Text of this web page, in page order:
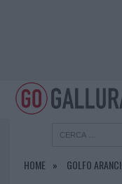
HOME GOLFO ARANCI